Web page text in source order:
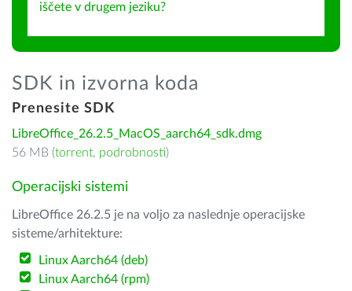
iščete v drugem jeziku?
SDK in izvorna koda
Prenesite SDK
LibreOffice_26.2.5_MacOS_aarch64_sdk.dmg
56 MB (torrent, podrobnosti)
Operacijski sistemi
LibreOffice 26.2.5 je na voljo za naslednje operacijske
sisteme/arhitekture:
Linux Aarch64 (deb)
Linux Aarch64 (rpm)